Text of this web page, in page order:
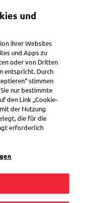
Mein Konto
und
ihrer Websites
und Apps zu
oder von Dritten
entspricht. Durch
stimmen
nur bestimmte
den Link „Cookie-
der Nutzung
die für die
erforderlich